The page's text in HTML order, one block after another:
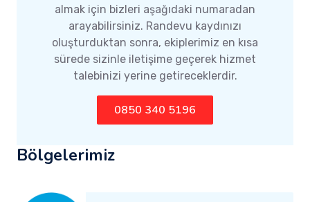
almak için bizleri aşağıdaki numaradan
arayabilirsiniz. Randevu kaydınızı
oluşturduktan sonra, ekiplerimiz en kısa
sürede sizinle iletişime geçerek hizmet
talebinizi yerine getireceklerdir.
0850 340 5196
Bölgelerimiz